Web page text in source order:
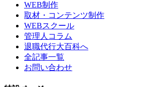
WEB制作
取材・コンテンツ制作
WEBスクール
管理人コラム
退職代行大百科へ
全記事一覧
お問い合わせ